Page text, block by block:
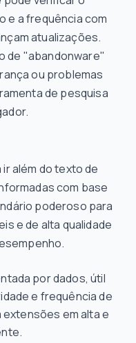
e a frequência com
atualizações.
de "abandonware"
ou problemas
de pesquisa
além do texto de
com base
poderoso para
e de alta qualidade
por dados, útil
e frequência de
em alta e